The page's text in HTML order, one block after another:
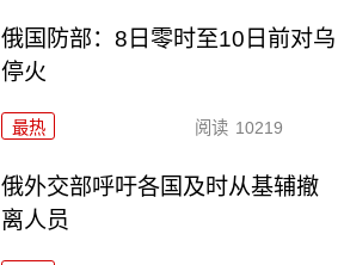
俄国防部：8日零时至10日前对乌
停火
最热 阅读 10219
俄外交部呼吁各国及时从基辅撤
离人员